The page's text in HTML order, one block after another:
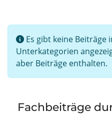
Information
Es gibt keine Beiträge
Unterkategorien
aber Beiträge enthalten.
Fachbeiträge